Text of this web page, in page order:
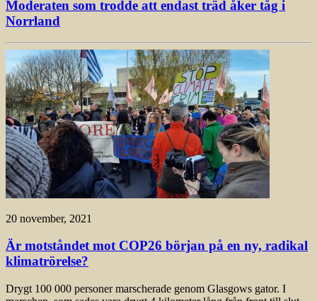
Moderaten som trodde att endast träd åker tåg i
Norrland
20 november, 2021
Är motståndet mot COP26 början på en ny, radikal
klimatrörelse?
Drygt 100 000 personer marscherade genom Glasgows gator. I